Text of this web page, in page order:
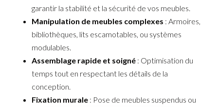
garantir la stabilité et la sécurité de vos meubles.
Manipulation de meubles complexes : Armoires,
bibliothèques, lits escamotables, ou systèmes
modulables.
Assemblage rapide et soigné : Optimisation du
temps tout en respectant les détails de la
conception.
Fixation murale : Pose de meubles suspendus ou